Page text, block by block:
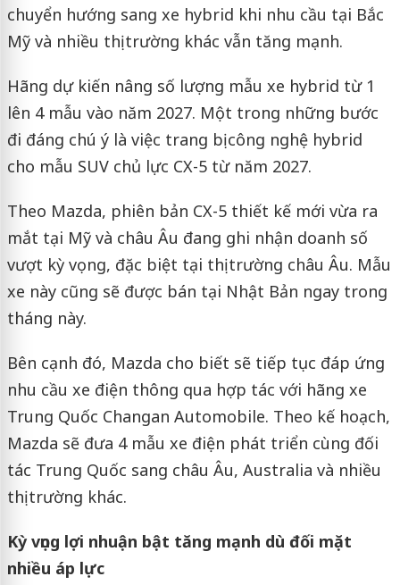
chuyển hướng sang xe hybrid khi nhu cầu tại Bắc
Mỹ và nhiều thị trường khác vẫn tăng mạnh.
Hãng dự kiến nâng số lượng mẫu xe hybrid từ 1
lên 4 mẫu vào năm 2027. Một trong những bước
đi đáng chú ý là việc trang bị công nghệ hybrid
cho mẫu SUV chủ lực CX-5 từ năm 2027.
Theo Mazda, phiên bản CX-5 thiết kế mới vừa ra
mắt tại Mỹ và châu Âu đang ghi nhận doanh số
vượt kỳ vọng, đặc biệt tại thị trường châu Âu. Mẫu
xe này cũng sẽ được bán tại Nhật Bản ngay trong
tháng này.
Bên cạnh đó, Mazda cho biết sẽ tiếp tục đáp ứng
nhu cầu xe điện thông qua hợp tác với hãng xe
Trung Quốc Changan Automobile. Theo kế hoạch,
Mazda sẽ đưa 4 mẫu xe điện phát triển cùng đối
tác Trung Quốc sang châu Âu, Australia và nhiều
thị trường khác.
Kỳ vọng lợi nhuận bật tăng mạnh dù đối mặt
nhiều áp lực